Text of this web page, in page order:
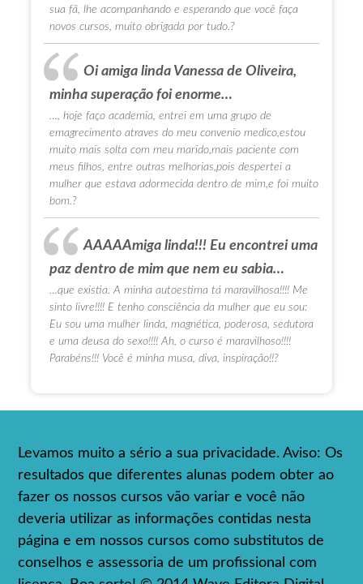
sua fã, lhe acompanhando e esperando que você faça
novos cursos, muito obrigada por tudo.?
Oi amiga linda Vanessa de Oliveira,
minha superação foi enorme…
…, hoje faço academia, entrei em uma grupo de
emagrecimento atraves do meu convenio medico,estou
muito mais solta com meu marido,mais paciente com
meus filhos, entre outras melhorias,pois despertei a
mulher que estava adormecida dentro de mim,e foi muito
bom.?
AAAAAmiga linda!!! Eu encontrei uma
paz dentro de mim que nem eu sabia…
…que existia. A minha autoestima tá maravilhosa!!!! Me
sinto livre!!!! E tenho consciência da mulher que eu sou:
Eu sou uma mulher linda, magnética, poderosa, sedutora
e uma deusa do sexo!!!! Ah, o curso é maravilhoso!!!!
Parabéns!!! Você é minha musa, diva, inspiração!!?
Levamos muito a sério a sua privacidade. Aviso: Os
resultados que diferentes alunas podem obter ao
fazer os nossos cursos vão variar e você não
deveria utilizar as informações contidas nesta
página e em nossos cursos como substitutos de
conselhos e assessoria de um profissional com